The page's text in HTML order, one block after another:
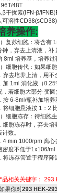
48T
β干扰素(IFN-β/
可溶性
养操作:
复苏细胞：将含有
钟，弃去上清液，补
8ml 培养基，培养过
细胞传代：如果细
弃去培养上清，用不
加 1ml 消化液（
，若细胞大部分 变
按 6-8ml/瓶补加培养
将细胞悬液按 1：2
细胞冻存：待细胞
细胞冻存时，弃去培
计数。
4 min 1000rpm 离心
密度不低于1x106/ml
将冻存管置于程序降
品相关关键字： 293
你对293 HEK-